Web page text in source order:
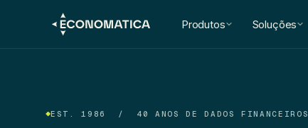
Produtos Soluções
EST. 1986 / 40 ANOS DE DADOS FINANCEIROS